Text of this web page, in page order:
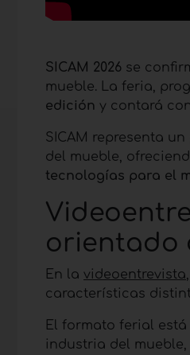
SICAM 2026 se
mueble. La feria,
edición y contará
SICAM representa
del mueble,
tecnologías para el
orientado
En la videoentrevista,
características
El formato ferial
industria del